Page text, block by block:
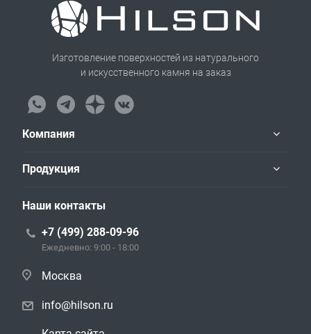
Изготовление поверхностей из натурального
и искусственного камня на заказ
Компания
Продукция
Наши контакты
+7 (499) 288-09-96
Ежедневно: 9:00 - 18:00
Москва
info@hilson.ru